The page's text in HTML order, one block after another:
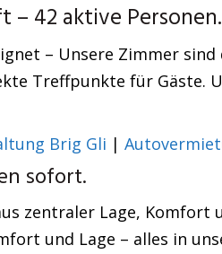
42 aktive Personen.
– Unsere Zimmer
Treffpunkte für Gäste.
Brig Gli |
sofort.
zentraler Lage, Komfort
und Lage – alles in